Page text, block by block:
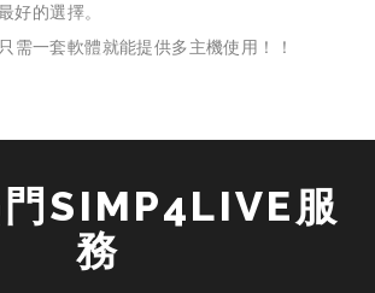
好的選擇。
需一套軟體就能提供多主機使用！！
SIMP4LIVE服
務